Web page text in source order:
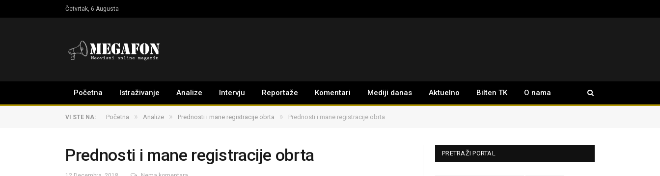
Četvrtak, 6 Augusta
Početna Istraživanje Analize Intervju Reportaže Komentari Mediji danas Aktuelno Bilten TK O nama
VI STE NA: Početna » Analize » Prednosti i mane registracije obrta » Prednosti i mane registracije obrta
Prednosti i mane registracije obrta PRETRAŽI PORTAL